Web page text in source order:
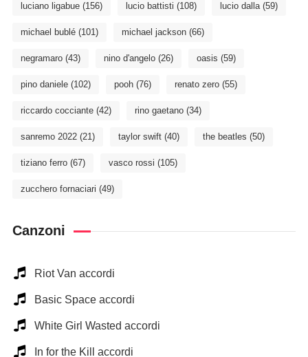
luciano ligabue(156) lucio battisti (108) lucio dalla(59)
michael bublé(101) michael jackson(66)
negramaro(43) nino d'angelo(26) oasis (59)
pino daniele(102) pooh(76) renato zero(55)
riccardo cocciante(42) rino gaetano(34)
sanremo 2022(21) taylor swift(40) the beatles (50)
tiziano ferro(67) vasco rossi (105)
zucchero fornaciari (49)
Canzoni
Riot Van accordi
Basic Space accordi
White Girl Wasted accordi
In for the Kill accordi